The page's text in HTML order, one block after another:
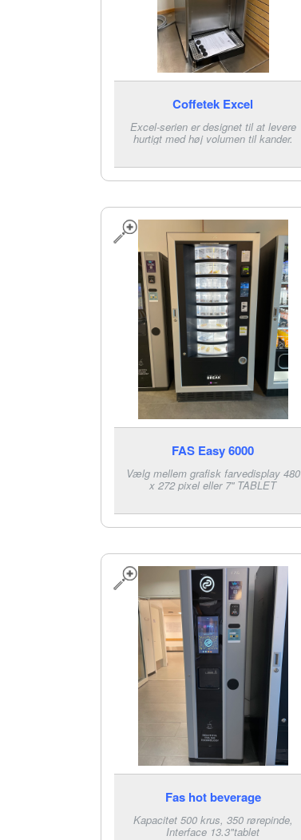
Coffetek Excel
Excel-serien er designet til at levere
hurtigt med høj volumen til kander.
FAS Easy 6000
Vælg mellem grafisk farvedisplay 480
x 272 pixel eller 7'' TABLET
Fas hot beverage
Kapacitet 500 krus, 350 rørepinde,
Interface 13.3"tablet